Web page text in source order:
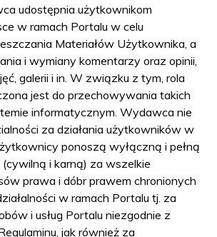
udostępnia użytkownikom
w ramach Portalu w celu
Materiałów Użytkownika, a
i wymiany komentarzy oraz opinii,
galerii i in. W związku z tym, rola
jest do przechowywania takich
informatycznym. Wydawca nie
za działania użytkowników w
ponoszą wyłączną i pełną
i karną) za wszelkie
prawa i dóbr prawem chronionych
w ramach Portalu tj. za
i usług Portalu niezgodnie z
jak również za